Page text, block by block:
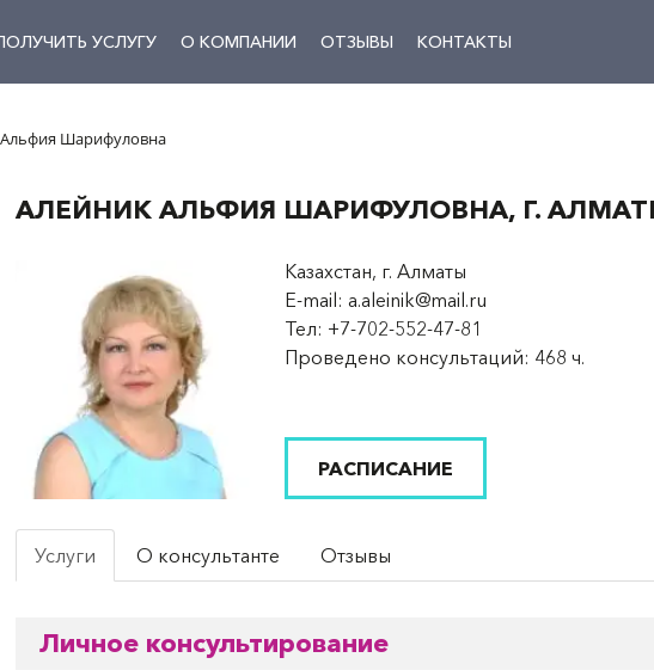
УСЛУГУ О КОМПАНИИ ОТЗЫВЫ КОНТАКТЫ
Шарифуловна
АЛЕЙНИК АЛЬФИЯ ШАРИФУЛОВНА, Г.
Казахстан, г. Алматы
E-mail: a.aleinik@mail.ru
Тел: +7-702-552-47-81
Проведено консультаций: 468 ч.
РАСПИСАНИЕ
Услуги О консультанте Отзывы
Личное консультирование